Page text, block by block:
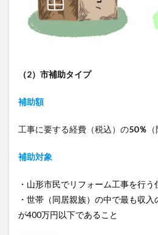
（2）市補助タイプ
補助額
工事に要する経費（税込）の50％
補助対象
・山形市民でリフォーム工事を行
・世帯（同居親族）の中で最も収
が400万円以下であること